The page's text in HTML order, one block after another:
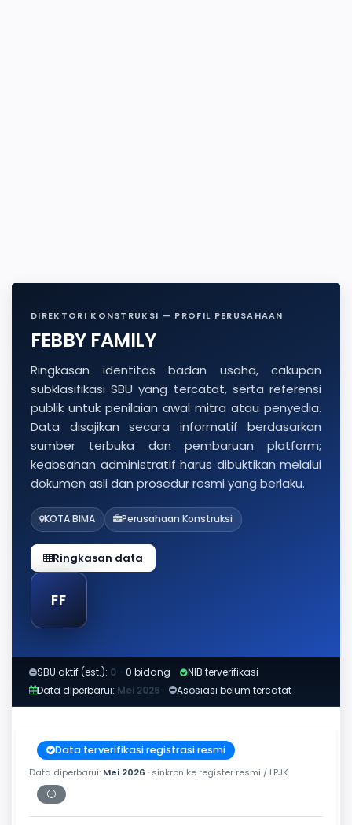
DIREKTORI KONSTRUKSI — PROFIL PERUSAHAAN
FEBBY FAMILY
Ringkasan identitas badan usaha, cakupan
subklasifikasi SBU yang tercatat, serta referensi
publik untuk penilaian awal mitra atau penyedia.
Data disajikan secara informatif berdasarkan
sumber terbuka dan pembaruan platform;
keabsahan administratif harus dibuktikan melalui
dokumen asli dan prosedur resmi yang berlaku.
KOTA BIMA Perusahaan Konstruksi
Ringkasan data
FF
SBU aktif (est.): 0 · 0 bidang
NIB terverifikasi
Data diperbarui: Mei 2026 Asosiasi belum tercatat
Data terverifikasi registrasi resmi
Data diperbarui: Mei 2026 · sinkron ke register resmi / LPJK
⚪
Periksa tanggal cetak